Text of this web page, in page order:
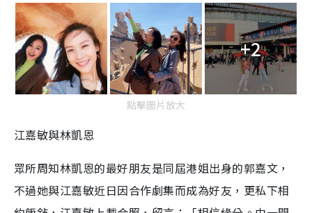
+2
點擊圖片放大
江嘉敏與林凱恩
眾所周知林凱恩的最好朋友是同屆港姐出身的郭嘉文，
不過她與江嘉敏近日因合作劇集而成為好友，更私下相